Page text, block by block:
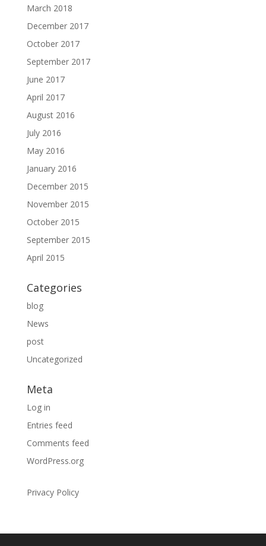
March 2018
December 2017
October 2017
September 2017
June 2017
April 2017
August 2016
July 2016
May 2016
January 2016
December 2015
November 2015
October 2015
September 2015
April 2015
Categories
blog
News
post
Uncategorized
Meta
Log in
Entries feed
Comments feed
WordPress.org
Privacy Policy